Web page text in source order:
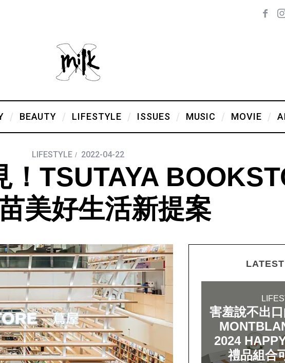
BEAUTY LIFESTYLE ISSUES MUSIC MOVIE
LIFESTYLE 2022-04-22
！TSUTAYA
美好生活新提案
害羞說不出
2024
禮品組合